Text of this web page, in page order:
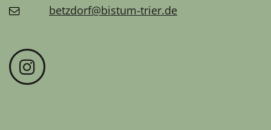
betzdorf@bistum-trier.de